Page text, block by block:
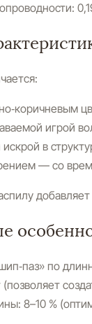
игрой
искрой в
— со
по
(позволяет
8–10 %